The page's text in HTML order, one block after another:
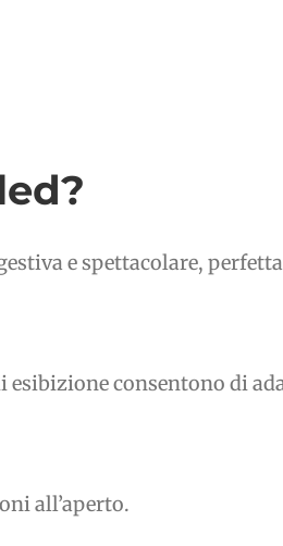
e spettacolare,
consentono di
all’aperto.